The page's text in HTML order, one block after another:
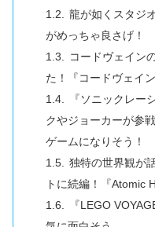
龍が如くスタジ
がめっちゃ良さげ！
コードヴェイン
た！『コードヴェイ
『ソニックレー
クやジョーカーが参
ゲームになりそう！
独特の世界観が
トに続編！『Atomic
『LEGO